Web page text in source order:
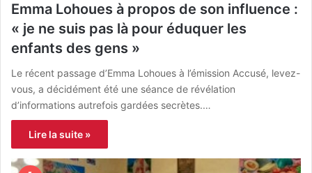
Emma Lohoues à propos de son influence :
« je ne suis pas là pour éduquer les
enfants des gens »
Le récent passage d’Emma Lohoues à l’émission Accusé, levez-
vous, a décidément été une séance de révélation
d’informations autrefois gardées secrètes.…
Lire la suite »